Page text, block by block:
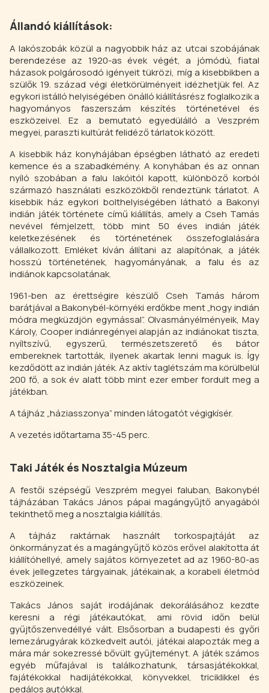
Állandó kiállítások:
A lakószobák közül a nagyobbik ház az utcai szobájának
berendezése az 1920-as évek végét, a jómódú, fiatal
házasok polgárosodó igényeit tükrözi, míg a kisebbikben a
szülők 19. század végi életkörülményeit idézhetjük fel. Az
egykori istálló helyiségében önálló kiállításrész foglalkozik a
hagyományos faszerszám készítés történetével és
eszközeivel. Ez a bemutató egyedülálló a Veszprém
megyei, paraszti kultúrát felidéző tárlatok között.
A kisebbik ház konyhájában épségben látható az eredeti
kemence és a szabadkémény. A konyhában és az onnan
nyíló szobában a falu lakóitól kapott, különböző korból
származó használati eszközökből rendeztünk tárlatot. A
kisebbik ház egykori bolthelyiségében látható a Bakonyi
indián játék története című kiállítás, amely a Cseh Tamás
nevével fémjelzett, több mint 50 éves indián játék
keletkezésének és történetének összefoglalására
vállalkozott. Emléket kíván állítani az alapítónak, a játék
hosszú történetének, hagyományának, a falu és az
indiánok kapcsolatának.
1961-ben az érettségire készülő Cseh Tamás három
barátjával a Bakonybél-környéki erdőkbe ment „hogy indián
módra megküzdjön egymással”. Olvasmányélményeik, May
Károly, Cooper indiánregényei alapján az indiánokat tiszta,
nyíltszívű, egyszerű, természetszerető és bátor
embereknek tartották, ilyenek akartak lenni maguk is. Így
kezdődött az indián játék. Az aktív taglétszám ma körülbelül
200 fő, a sok év alatt több mint ezer ember fordult meg a
játékban.
A tájház „háziasszonya” minden látogatót végigkísér.
A vezetés időtartama 35-45 perc.
Taki Játék és Nosztalgia Múzeum
A festői szépségű Veszprém megyei faluban, Bakonybél
tájházában Takács János pápai magángyűjtő anyagából
tekinthető meg a nosztalgia kiállítás.
A tájház raktárnak használt torkospajtáját az
önkormányzat és a magángyűjtő közös erővel alakította át
kiállítóhellyé, amely sajátos környezetet ad az 1960-80-as
évek jellegzetes tárgyainak, játékainak, a korabeli életmód
eszközeinek.
Takács János saját irodájának dekorálásához kezdte
keresni a régi játékautókat, ami rövid időn belül
gyűjtőszenvedéllyé vált. Elsősorban a budapesti és győri
lemezárugyárak közkedvelt autói, játékai alapozták meg a
mára már sokezressé bővült gyűjteményt. A játék számos
egyéb műfajával is találkozhatunk, társasjátékokkal,
fajátékokkal hadijátékokkal, könyvekkel, triciklikkel és
pedálos autókkal.